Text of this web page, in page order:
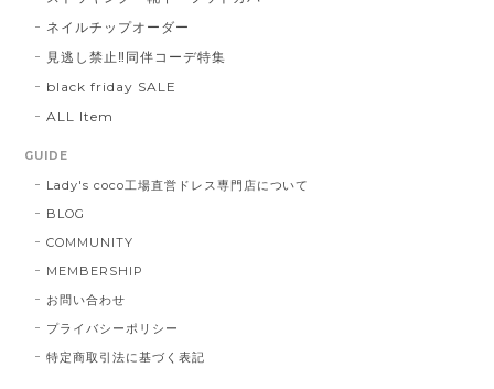
ネイルチップオーダー
見逃し禁止‼同伴コーデ特集
black friday SALE
ALL Item
GUIDE
Lady's coco工場直営ドレス専門店について
BLOG
COMMUNITY
MEMBERSHIP
お問い合わせ
プライバシーポリシー
特定商取引法に基づく表記